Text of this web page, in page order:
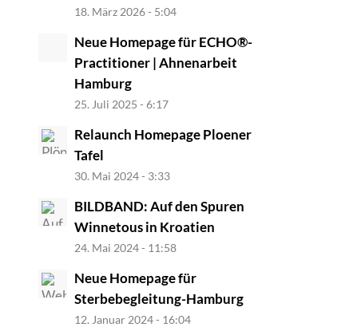
18. März 2026 - 5:04
Neue Homepage für ECHO®-
Practitioner | Ahnenarbeit
Hamburg
25. Juli 2025 - 6:17
Relaunch Homepage Ploener
Tafel
30. Mai 2024 - 3:33
BILDBAND: Auf den Spuren
Winnetous in Kroatien
24. Mai 2024 - 11:58
Neue Homepage für
Sterbebegleitung-Hamburg
12. Januar 2024 - 16:04